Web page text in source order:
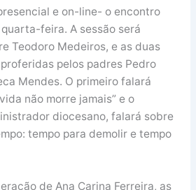
e on-line- o encontro
feira. A sessão será
Teodoro Medeiros, e as duas
pelos padres Pedro
Mendes. O primeiro falará
não morre jamais” e o
diocesano, falará sobre
tempo para demolir e tempo
de Ana Carina Ferreira, as